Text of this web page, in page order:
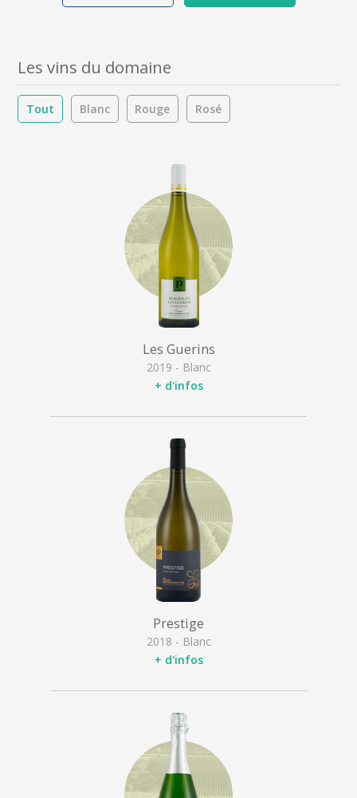
Les vins du domaine
Tout Blanc Rouge Rosé
Les Guerins
2019 - Blanc
+ d'infos
Prestige
2018 - Blanc
+ d'infos